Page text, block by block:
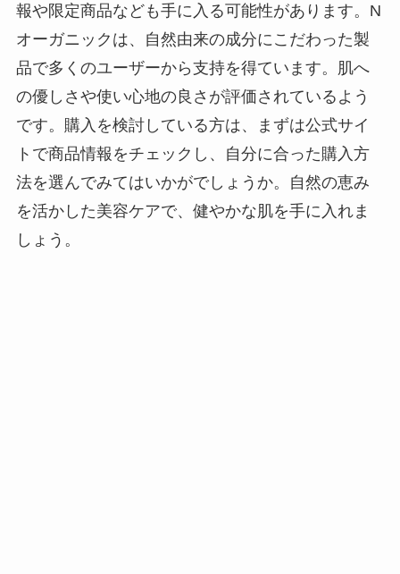
報や限定商品なども手に入る可能性があります。N
オーガニックは、自然由来の成分にこだわった製
品で多くのユーザーから支持を得ています。肌へ
の優しさや使い心地の良さが評価されているよう
です。購入を検討している方は、まずは公式サイ
トで商品情報をチェックし、自分に合った購入方
法を選んでみてはいかがでしょうか。自然の恵み
を活かした美容ケアで、健やかな肌を手に入れま
しょう。